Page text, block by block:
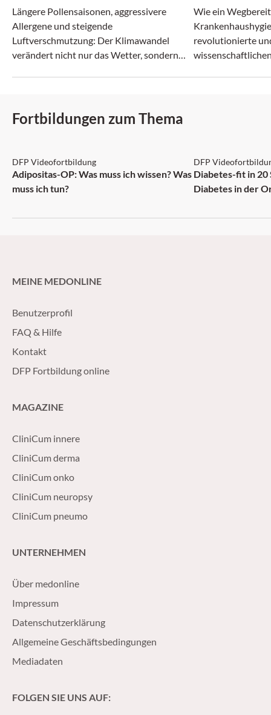
Längere Pollensaisonen, aggressivere
Allergene und steigende
Luftverschmutzung: Der Klimawandel
verändert nicht nur das Wetter, sondern
Irrenanstalt
Wie ein
revolutionierte
Fortbildungen zum Thema
DFP: 2 Punkte
DFP Videofortbildung
Adipositas-OP: Was muss ich wissen? Was
muss ich tun?
DFP
Diabetes-fit in
Diabetes in der
MEINE MEDONLINE
Benutzerprofil
FAQ & Hilfe
Kontakt
DFP Fortbildung online
MAGAZINE
CliniCum innere
CliniCum derma
CliniCum onko
CliniCum neuropsy
CliniCum pneumo
UNTERNEHMEN
Über medonline
Impressum
Datenschutzerklärung
Allgemeine Geschäftsbedingungen
Mediadaten
FOLGEN SIE UNS AUF: